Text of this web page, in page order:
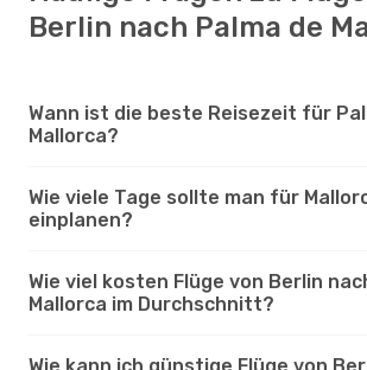
Berlin nach Palma de
Wann ist die beste Reisezeit für
Mallorca?
Wie viele Tage sollte man für
einplanen?
Wie viel kosten Flüge von Berlin
Mallorca im Durchschnitt?